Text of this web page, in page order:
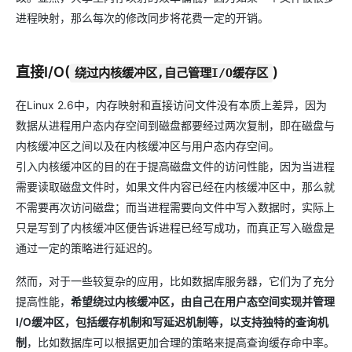
进程映射，那么每次的修改同步将花费一定的开销。
直接I/O( 绕过内核缓冲区,自己管理I/O缓存区 )
在Linux 2.6中，内存映射和直接访问文件没有本质上差异，因为
数据从进程用户态内存空间到磁盘都要经过两次复制，即在磁盘与
内核缓冲区之间以及在内核缓冲区与用户态内存空间。
引入内核缓冲区的目的在于提高磁盘文件的访问性能，因为当进程
需要读取磁盘文件时，如果文件内容已经在内核缓冲区中，那么就
不需要再次访问磁盘；而当进程需要向文件中写入数据时，实际上
只是写到了内核缓冲区便告诉进程已经写成功，而真正写入磁盘是
通过一定的策略进行延迟的。
然而，对于一些较复杂的应用，比如数据库服务器，它们为了充分
提高性能， 希望绕过内核缓冲区，由自己在用户态空间实现并管理
I/O缓冲区，包括缓存机制和写延迟机制等，以支持独特的查询机
制 ，比如数据库可以根据更加合理的策略来提高查询缓存命中率。